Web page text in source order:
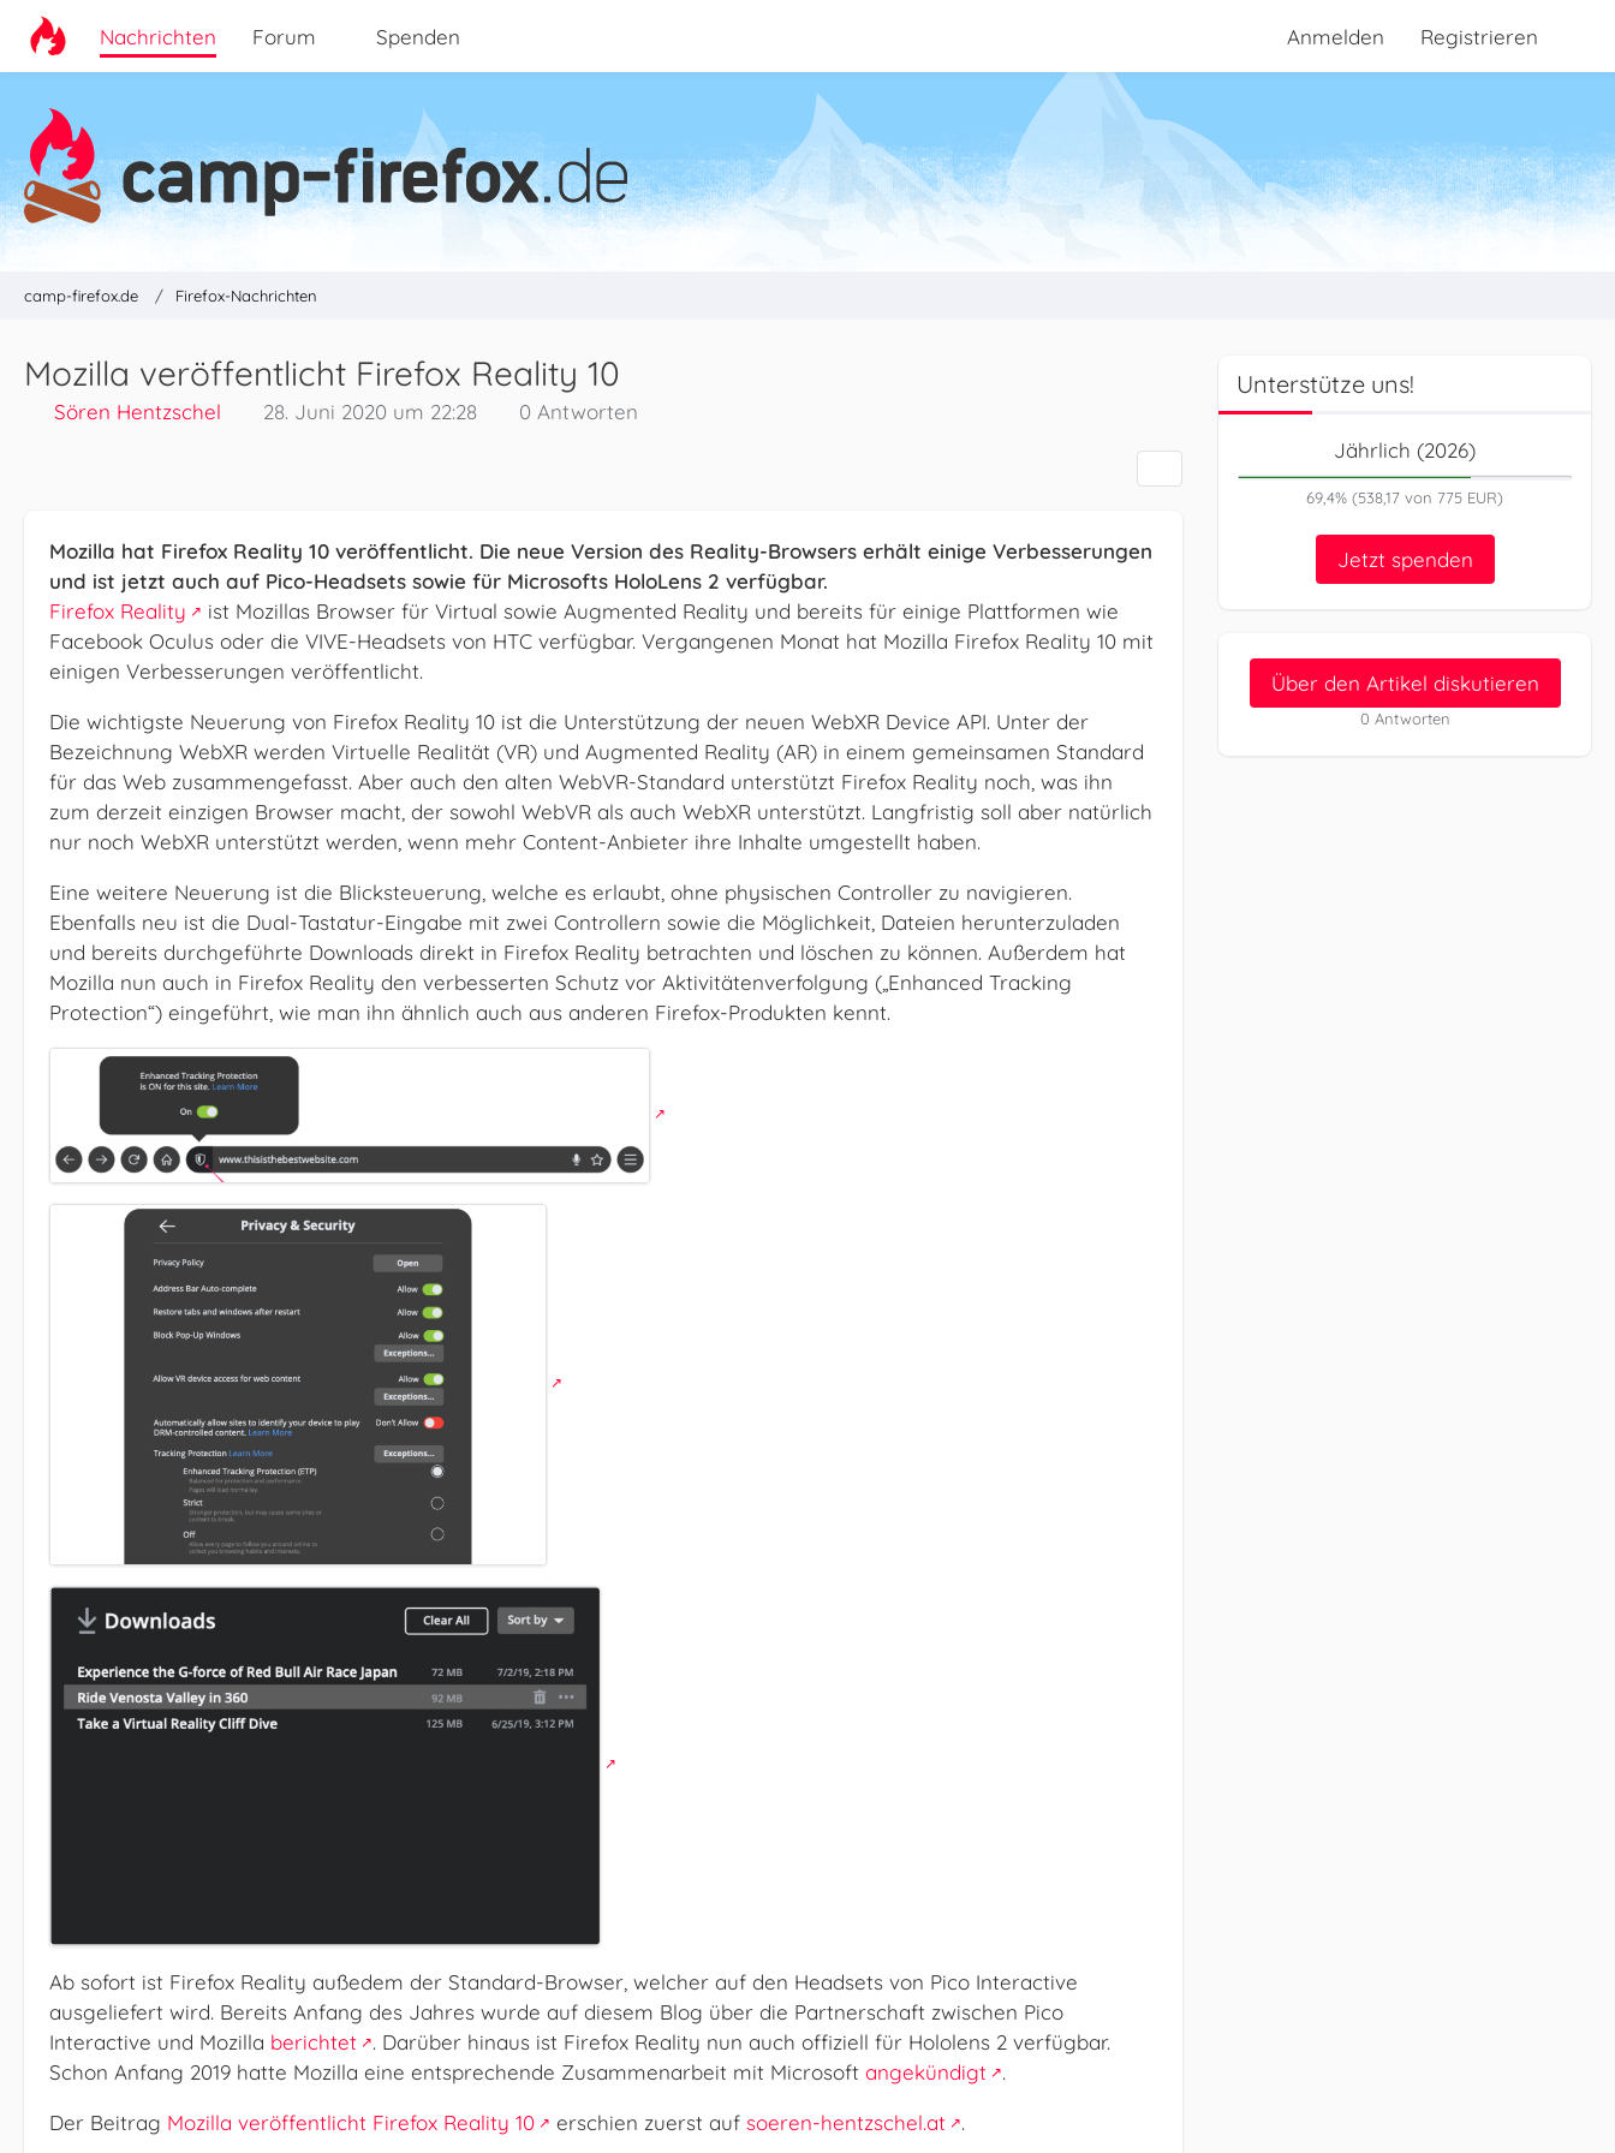
Nachrichten Forum Spenden Anmelden Registrieren
camp-firefox.de Firefox-Nachrichten
Mozilla veröffentlicht Firefox Reality 10
Sören Hentzschel 28. Juni 2020 um 22:28 0 Antworten
Mozilla hat Firefox Reality 10 veröffentlicht. Die neue Version des Reality-Browsers erhält einige Verbesserungen
und ist jetzt auch auf Pico-Headsets sowie für Microsofts HoloLens 2 verfügbar.
Firefox Reality
ist Mozillas Browser für Virtual sowie Augmented Reality und bereits für einige Plattformen wie
Facebook Oculus oder die VIVE-Headsets von HTC verfügbar. Vergangenen Monat hat Mozilla Firefox Reality 10 mit
einigen Verbesserungen veröffentlicht.
Die wichtigste Neuerung von Firefox Reality 10 ist die Unterstützung der neuen WebXR Device API. Unter der
Bezeichnung WebXR werden Virtuelle Realität (VR) und Augmented Reality (AR) in einem gemeinsamen Standard
für das Web zusammengefasst. Aber auch den alten WebVR-Standard unterstützt Firefox Reality noch, was ihn
zum derzeit einzigen Browser macht, der sowohl WebVR als auch WebXR unterstützt. Langfristig soll aber natürlich
nur noch WebXR unterstützt werden, wenn mehr Content-Anbieter ihre Inhalte umgestellt haben.
Eine weitere Neuerung ist die Blicksteuerung, welche es erlaubt, ohne physischen Controller zu navigieren.
Ebenfalls neu ist die Dual-Tastatur-Eingabe mit zwei Controllern sowie die Möglichkeit, Dateien herunterzuladen
und bereits durchgeführte Downloads direkt in Firefox Reality betrachten und löschen zu können. Außerdem hat
Mozilla nun auch in Firefox Reality den verbesserten Schutz vor Aktivitätenverfolgung („Enhanced Tracking
Protection“) eingeführt, wie man ihn ähnlich auch aus anderen Firefox-Produkten kennt.
Ab sofort ist Firefox Reality außedem der Standard-Browser, welcher auf den Headsets von Pico Interactive
ausgeliefert wird. Bereits Anfang des Jahres wurde auf diesem Blog über die Partnerschaft zwischen Pico
Interactive und Mozilla berichtet
. Darüber hinaus ist Firefox Reality nun auch offiziell für Hololens 2 verfügbar.
Schon Anfang 2019 hatte Mozilla eine entsprechende Zusammenarbeit mit Microsoft angekündigt
.
Der Beitrag Mozilla veröffentlicht Firefox Reality 10 erschien zuerst auf soeren-hentzschel.at .
Unterstütze uns!
Jährlich (2026)
69,4% (538,17 von 775 EUR)
Jetzt spenden
Über den Artikel diskutieren
0 Antworten